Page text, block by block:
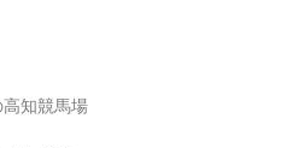
高知競馬場